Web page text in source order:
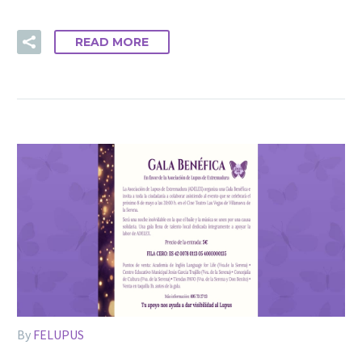
READ MORE
By FELUPUS